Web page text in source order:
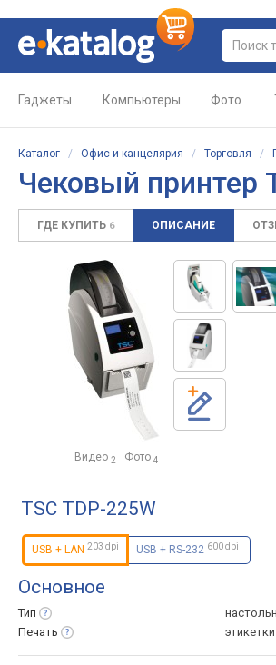
Гаджеты Компьютеры Фото
Каталог / Офис и канцелярия / Торговля /
Чековый принтер
ГДЕ КУПИТЬ 6 ОПИСАНИЕ
Видео 2 Фото 4
TSC TDP-225W
USB + LAN 203 dpi USB + RS-232 600 dpi
Основное
Тип
Печать
этикетки